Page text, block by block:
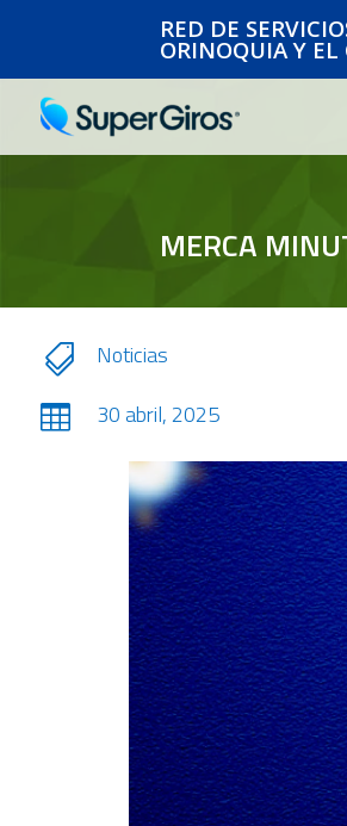
RED DE
ORINOQUIA Y EL
MERCA
 Noticias
 30 abril, 2025